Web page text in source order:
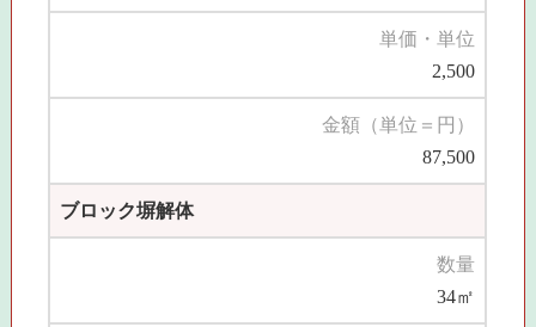
単価・単位
2,500
金額（単位＝円）
87,500
ブロック塀解体
数量
34㎡